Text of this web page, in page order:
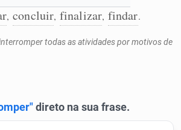
, concluir, finalizar, findar.
todas as atividades por motivos de